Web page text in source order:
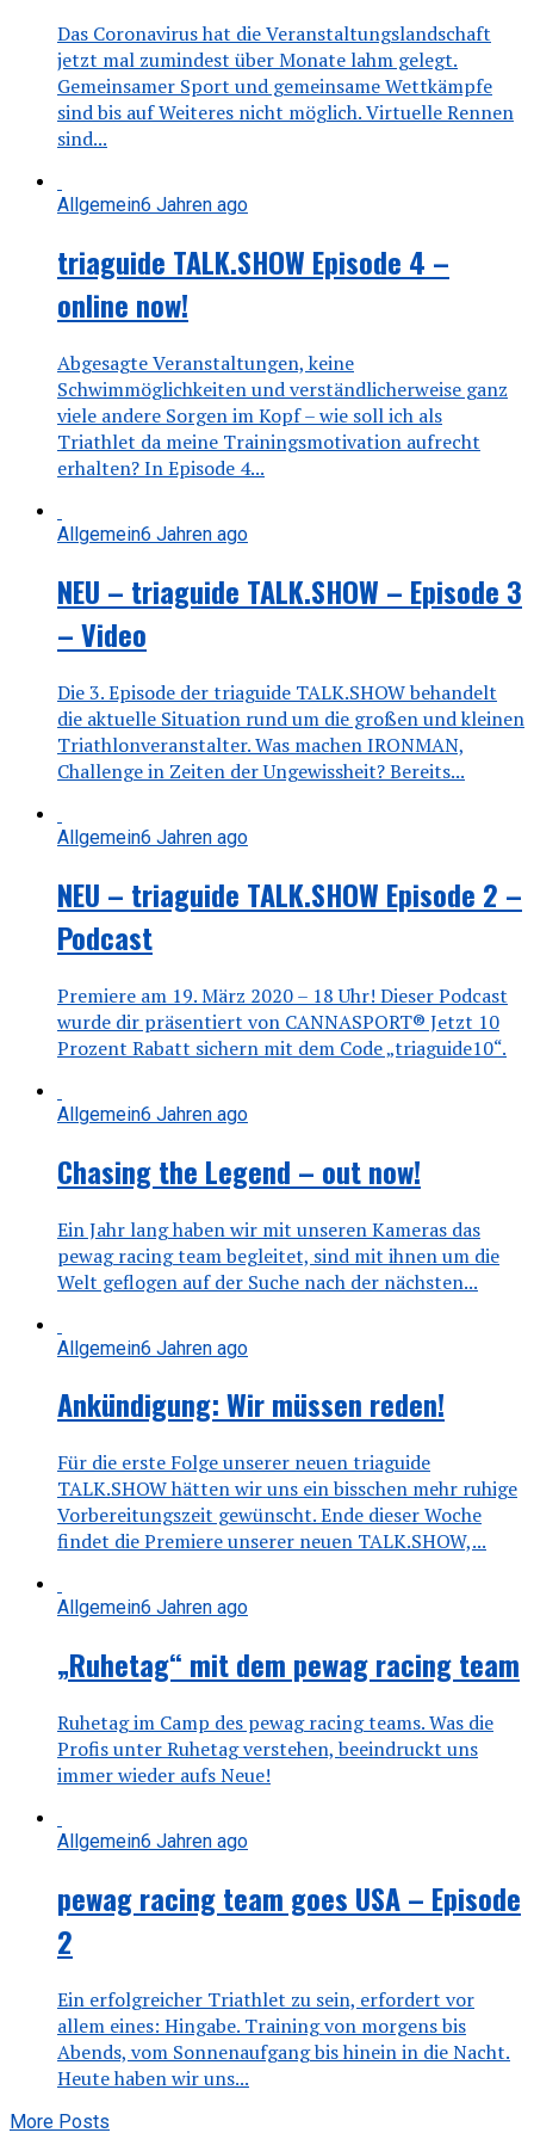
Das Coronavirus hat die Veranstaltungslandschaft
jetzt mal zumindest über Monate lahm gelegt.
Gemeinsamer Sport und gemeinsame Wettkämpfe
sind bis auf Weiteres nicht möglich. Virtuelle Rennen
sind...
Allgemein6 Jahren ago
triaguide TALK.SHOW Episode 4 –
online now!
Abgesagte Veranstaltungen, keine
Schwimmöglichkeiten und verständlicherweise ganz
viele andere Sorgen im Kopf – wie soll ich als
Triathlet da meine Trainingsmotivation aufrecht
erhalten? In Episode 4...
Allgemein6 Jahren ago
NEU – triaguide TALK.SHOW – Episode 3
– Video
Die 3. Episode der triaguide TALK.SHOW behandelt
die aktuelle Situation rund um die großen und kleinen
Triathlonveranstalter. Was machen IRONMAN,
Challenge in Zeiten der Ungewissheit? Bereits...
Allgemein6 Jahren ago
NEU – triaguide TALK.SHOW Episode 2 –
Podcast
Premiere am 19. März 2020 – 18 Uhr! Dieser Podcast
wurde dir präsentiert von CANNASPORT® Jetzt 10
Prozent Rabatt sichern mit dem Code „triaguide10“.
Allgemein6 Jahren ago
Chasing the Legend – out now!
Ein Jahr lang haben wir mit unseren Kameras das
pewag racing team begleitet, sind mit ihnen um die
Welt geflogen auf der Suche nach der nächsten...
Allgemein6 Jahren ago
Ankündigung: Wir müssen reden!
Für die erste Folge unserer neuen triaguide
TALK.SHOW hätten wir uns ein bisschen mehr ruhige
Vorbereitungszeit gewünscht. Ende dieser Woche
findet die Premiere unserer neuen TALK.SHOW,...
Allgemein6 Jahren ago
„Ruhetag“ mit dem pewag racing team
Ruhetag im Camp des pewag racing teams. Was die
Profis unter Ruhetag verstehen, beeindruckt uns
immer wieder aufs Neue!
Allgemein6 Jahren ago
pewag racing team goes USA – Episode
2
Ein erfolgreicher Triathlet zu sein, erfordert vor
allem eines: Hingabe. Training von morgens bis
Abends, vom Sonnenaufgang bis hinein in die Nacht.
Heute haben wir uns...
More Posts